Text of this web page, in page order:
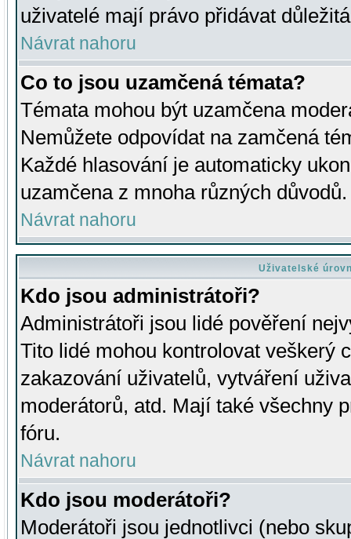
uživatelé mají právo přidávat
Návrat nahoru
Co to jsou uzamčená témata?
Témata mohou být uzamčena
Nemůžete odpovídat na zamčená
Každé hlasování je automaticky
uzamčena z mnoha různých důvodů.
Návrat nahoru
Uživatelské
Kdo jsou administrátoři?
Administrátoři jsou lidé pověření
Tito lidé mohou kontrolovat veškerý
zakazování uživatelů, vytváření
moderátorů, atd. Mají také všechny
fóru.
Návrat nahoru
Kdo jsou moderátoři?
Moderátoři jsou jednotlivci (nebo